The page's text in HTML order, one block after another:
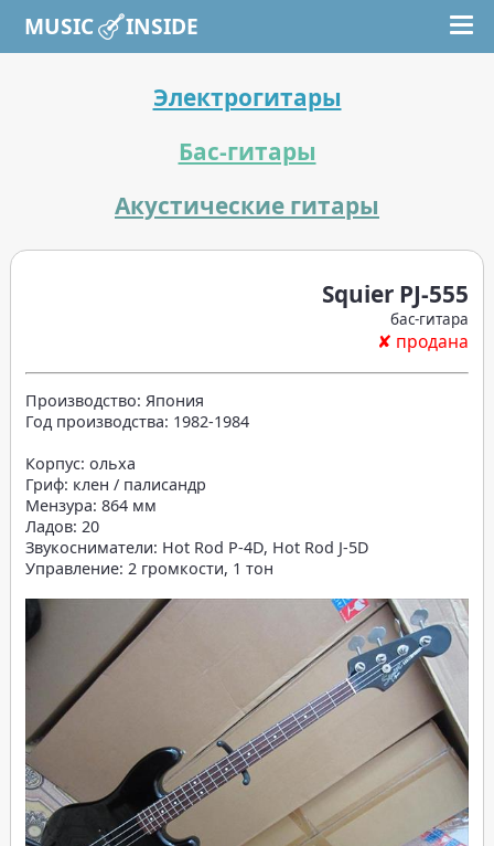
Электрогитары
Бас-гитары
Акустические гитары
Squier PJ-555
бас-гитара
✘ продана
Производство: Япония
Год производства: 1982-1984
Корпус: ольха
Гриф: клен / палисандр
Мензура: 864 мм
Ладов: 20
Звукосниматели: Hot Rod P-4D, Hot Rod J-5D
Управление: 2 громкости, 1 тон
MUSIC INSIDE